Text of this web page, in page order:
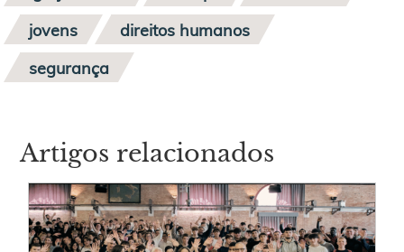
jovens
direitos humanos
segurança
Artigos relacionados